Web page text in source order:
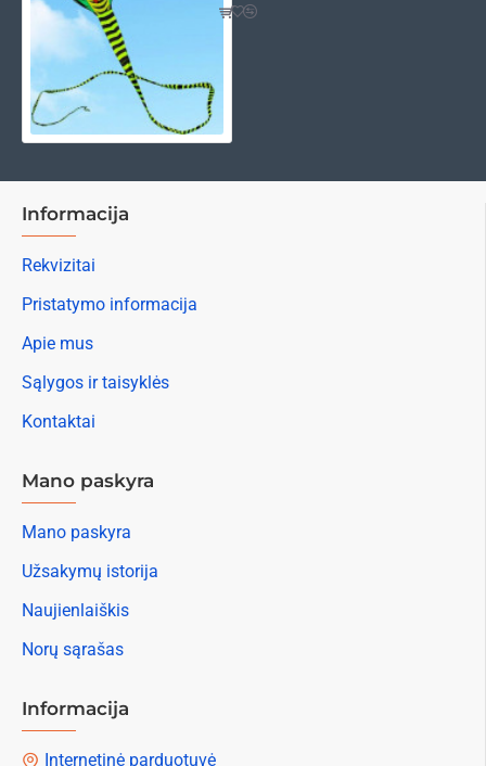
Informacija
Rekvizitai
Pristatymo informacija
Apie mus
Sąlygos ir taisyklės
Kontaktai
Mano paskyra
Mano paskyra
Užsakymų istorija
Naujienlaiškis
Norų sąrašas
Informacija
Internetinė parduotuvė